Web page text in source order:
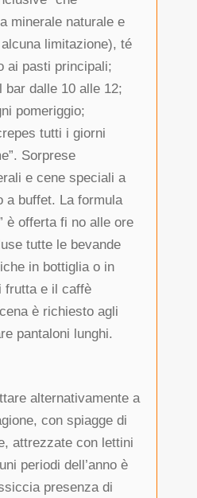
minerale naturale e
limitazione), té
ai pasti principali;
bar dalle 10 alle 12;
pomeriggio;
tutti i giorni
Sorprese
e cene speciali a
a buffet. La formula
è offerta fi no alle ore
tutte le bevande
in bottiglia o in
frutta e il caffè
è richiesto agli
pantaloni lunghi.
alternativamente a
con spiagge di
attrezzate con lettini
periodi dell’anno è
presenza di